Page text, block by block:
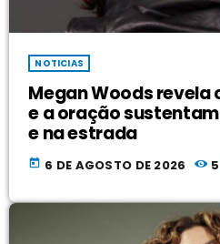
NOTICIAS
Megan Woods revela
e a oração
e na estrada
today 6 DE AGOSTO DE 2026 5